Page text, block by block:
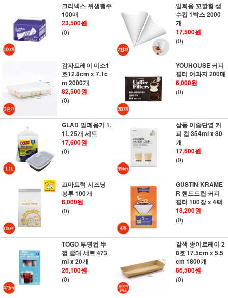
크리넥스 위생행주
100매
23,500원
(0)
일회용 꼬깔형 생
수컵 1박스 2000
개
17,500원
(0)
감자트레이 미소1
호12.8cm x 7.1c
m 2000개
82,500원
(0)
YOUHOUSE 커피
필터 여과지 200매
6,000원
(0)
GLAD 밀폐용기 1.
1L 25개 세트
17,600원
(0)
삼풍 이중단열 커
피 컵 354ml x 80
개
17,600원
(0)
꼬마트럭 시즈닝
봉투 100개
6,000원
(0)
GUSTIN KRAME
R 핸드드립 커피
필터 100장 x 4팩
18,200원
(0)
TOGO 투명컵 뚜
껑 빨대 세트 473
ml x 20개
26,100원
(0)
갈색 종이트레이 2
8호 17.5cm x 5.5
cm 1800개
86,500원
(0)